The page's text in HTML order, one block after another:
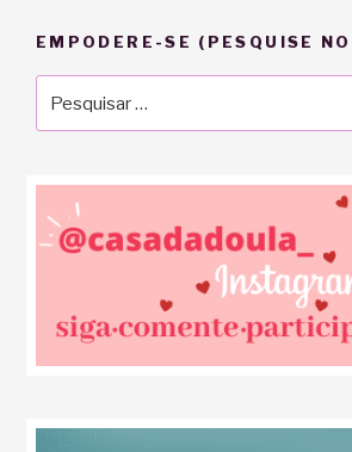
EMPODERE-SE (PESQUISE
por: